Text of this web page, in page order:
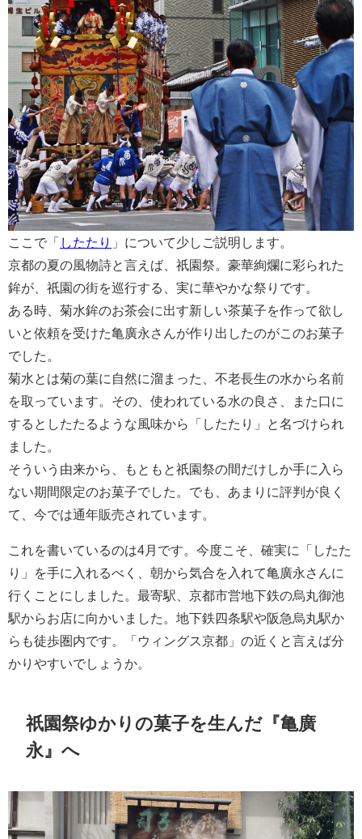
ここで「 したたり
」について少しご説明します。
京都の夏の風物詩と言えば、祇園祭。豪華絢爛に彩られた
鉾が、祇園の街を巡行する、実に華やかな祭りです。
ある時、菊水鉾のお茶会に出す新しい茶菓子を作って欲し
いと依頼を受けた亀廣永さんが作り出したのがこのお菓子
でした。
菊水とは菊の葉に自然に溜まった、不老長生の水から名前
を取っています。その、使われている水の良さ、また口に
するとしたたるような風味から「したたり」と名づけられ
ました。
そういう由来から、もともと祇園祭の間だけしか手に入ら
ない期間限定のお菓子でした。でも、あまりに評判が良く
て、今では通年販売されています。
これを書いているのは4月です。今度こそ、確実に「したた
り」を手に入れるべく、朝から気合を入れて亀廣永さんに
行くことにしました。最寄駅、京都市営地下鉄の烏丸御池
駅からお店に向かいました。地下鉄四条駅や阪急烏丸駅か
らも徒歩圏内です。「ウィングス京都」の近くと言えば分
かりやすいでしょうか。
祇園祭ゆかりの菓子を生んだ『亀廣
永』へ